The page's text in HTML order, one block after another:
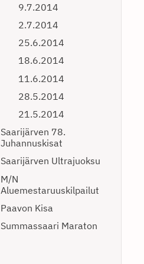
9.7.2014
2.7.2014
25.6.2014
18.6.2014
11.6.2014
28.5.2014
21.5.2014
Saarijärven 78.
Juhannuskisat
Saarijärven Ultrajuoksu
M/N
Aluemestaruuskilpailut
Paavon Kisa
Summassaari Maraton